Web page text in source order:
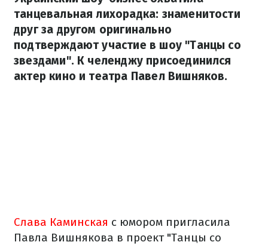
танцевальная лихорадка: знаменитости
друг за другом оригинально
подтверждают участие в шоу "Танцы со
звездами". К челенджу присоединился
актер кино и театра Павел Вишняков.
Слава Каминская с юмором пригласила
Павла Вишнякова в проект "Танцы со